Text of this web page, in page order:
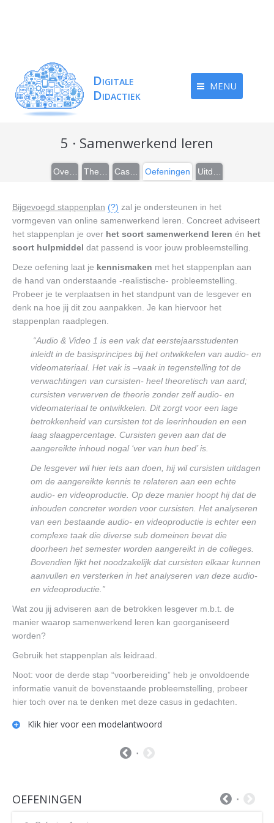
MENU
5 · Samenwerkend leren
Oefeningen
Bijgevoegd stappenplan (?) zal je ondersteunen in het
vormgeven van online samenwerkend leren. Concreet adviseert
het stappenplan je over het soort samenwerkend leren én het
soort hulpmiddel dat passend is voor jouw probleemstelling.
Deze oefening laat je kennismaken met het stappenplan aan
de hand van onderstaande -realistische- probleemstelling.
Probeer je te verplaatsen in het standpunt van de lesgever en
denk na hoe jij dit zou aanpakken. Je kan hiervoor het
stappenplan raadplegen.
“Audio & Video 1 is een vak dat eerstejaarsstudenten
inleidt in de basisprincipes bij het ontwikkelen van audio- en
videomateriaal. Het vak is –vaak in tegenstelling tot de
verwachtingen van cursisten- heel theoretisch van aard;
cursisten verwerven de theorie zonder zelf audio- en
videomateriaal te ontwikkelen. Dit zorgt voor een lage
betrokkenheid van cursisten tot de leerinhouden en een
laag slaagpercentage. Cursisten geven aan dat de
aangereikte inhoud nogal ‘ver van hun bed’ is.
De lesgever wil hier iets aan doen, hij wil cursisten uitdagen
om de aangereikte kennis te relateren aan een echte
audio- en videoproductie. Op deze manier hoopt hij dat de
inhouden concreter worden voor cursisten. Het analyseren
van een bestaande audio- en videoproductie is echter een
complexe taak die diverse sub domeinen bevat die
doorheen het semester worden aangereikt in de colleges.
Bovendien lijkt het noodzakelijk dat cursisten elkaar kunnen
aanvullen en versterken in het analyseren van deze audio-
en videoproductie.”
Wat zou jij adviseren aan de betrokken lesgever m.b.t. de
manier waarop samenwerkend leren kan georganiseerd
worden?
Gebruik het stappenplan als leidraad.
Noot: voor de derde stap “voorbereiding” heb je onvoldoende
informatie vanuit de bovenstaande probleemstelling, probeer
hier toch over na te denken met deze casus in gedachten.
Klik hier voor een modelantwoord
OEFENINGEN